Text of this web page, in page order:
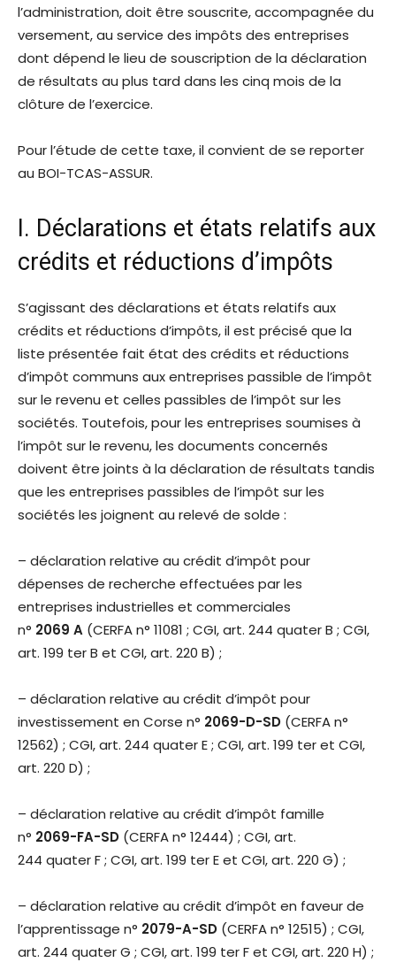
l’administration, doit être souscrite, accompagnée du
versement, au service des impôts des entreprises
dont dépend le lieu de souscription de la déclaration
de résultats au plus tard dans les cinq mois de la
clôture de l’exercice.
Pour l’étude de cette taxe, il convient de se reporter
au BOI-TCAS-ASSUR.
I. Déclarations et états relatifs aux
crédits et réductions d’impôts
S’agissant des déclarations et états relatifs aux
crédits et réductions d’impôts, il est précisé que la
liste présentée fait état des crédits et réductions
d’impôt communs aux entreprises passible de l’impôt
sur le revenu et celles passibles de l’impôt sur les
sociétés. Toutefois, pour les entreprises soumises à
l’impôt sur le revenu, les documents concernés
doivent être joints à la déclaration de résultats tandis
que les entreprises passibles de l’impôt sur les
sociétés les joignent au relevé de solde :
– déclaration relative au crédit d’impôt pour
dépenses de recherche effectuées par les
entreprises industrielles et commerciales
n° 2069 A (CERFA n° 11081 ; CGI, art. 244 quater B ; CGI,
art. 199 ter B et CGI, art. 220 B) ;
– déclaration relative au crédit d’impôt pour
investissement en Corse n° 2069-D-SD (CERFA n°
12562) ; CGI, art. 244 quater E ; CGI, art. 199 ter et CGI,
art. 220 D) ;
– déclaration relative au crédit d’impôt famille
n° 2069-FA-SD (CERFA n° 12444) ; CGI, art.
244 quater F ; CGI, art. 199 ter E et CGI, art. 220 G) ;
– déclaration relative au crédit d’impôt en faveur de
l’apprentissage n° 2079-A-SD (CERFA n° 12515) ; CGI,
art. 244 quater G ; CGI, art. 199 ter F et CGI, art. 220 H) ;